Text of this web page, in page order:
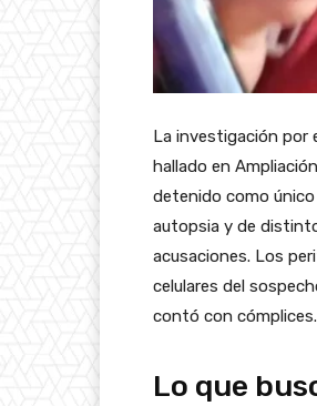
La investigación por
hallado en
detenido como único
autopsia y de
acusaciones. Los
celulares del
contó con cómplices.
Lo que